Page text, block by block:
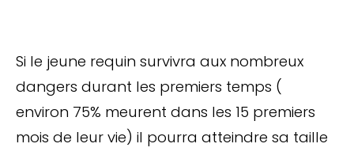
Si le jeune requin survivra aux nombreux
dangers durant les premiers temps (
environ 75% meurent dans les 15 premiers
mois de leur vie) il pourra atteindre sa taille